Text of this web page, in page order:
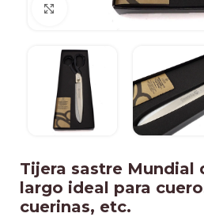
Clic para ampliar
Tijera sastre Mundial
largo ideal para
cuerinas, etc.